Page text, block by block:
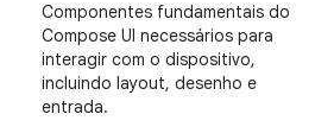
Componentes fundamentais do
Compose UI necessários para
interagir com o dispositivo,
incluindo layout, desenho e
entrada.